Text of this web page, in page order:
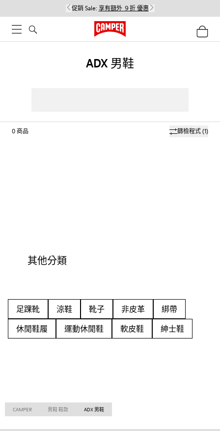
促銷 Sale: 享有額外 ９折 優惠
ADX 男鞋
篩檢程式(1)
0商品
其他分類
足踝靴 涼鞋 靴子 非皮革
綁帶
休閒鞋履
運動休閒鞋 軟皮鞋 紳士鞋
CAMPER 男鞋 鞋款 ADX 男鞋